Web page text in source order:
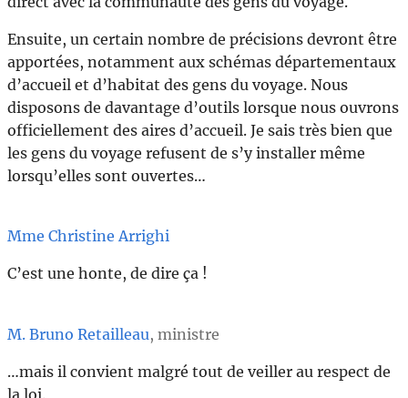
Ensuite, un certain nombre de précisions devront être
apportées, notamment aux schémas départementaux
d’accueil et d’habitat des gens du voyage. Nous
disposons de davantage d’outils lorsque nous ouvrons
officiellement des aires d’accueil. Je sais très bien que
les gens du voyage refusent de s’y installer même
lorsqu’elles sont ouvertes…
Mme Christine Arrighi
C’est une honte, de dire ça !
M. Bruno Retailleau, ministre
…mais il convient malgré tout de veiller au respect de
la loi.